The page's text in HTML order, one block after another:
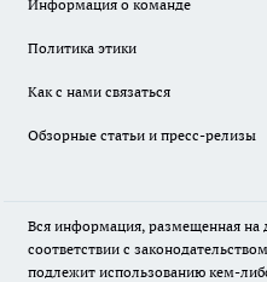
Информация о команде
Политика этики
Как с нами связаться
Обзорные статьи и пресс-релизы
Вся информация, размещенная на
соответствии с
подлежит использованию кем-